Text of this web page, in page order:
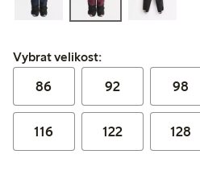
Vybrat velikost:
Vybrat velikost:
86 92 98
116 122 128